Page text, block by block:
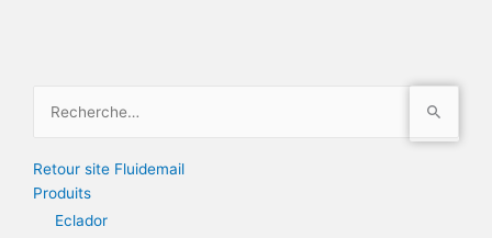
Rechercher :
Retour site Fluidemail
Produits
Eclador